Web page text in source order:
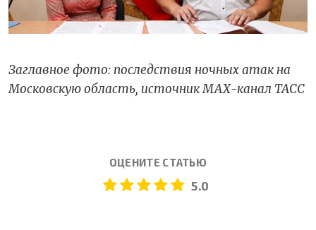
Заглавное фото: последствия ночных атак на
Московскую область, источник МАХ-канал ТАСС
ОЦЕНИТЕ СТАТЬЮ
5.0